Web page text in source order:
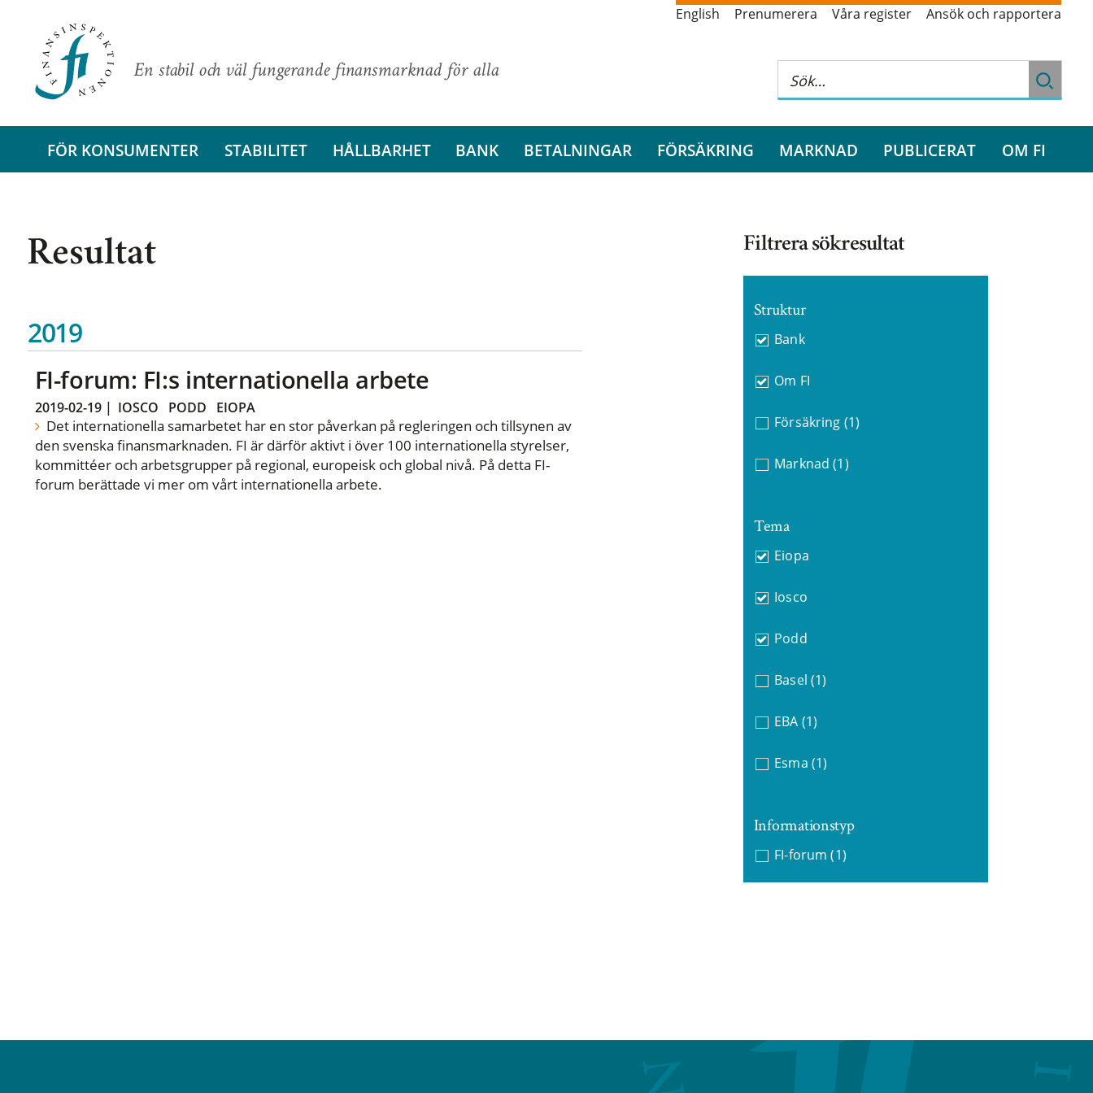
En stabil och väl fungerande finansmarknad för alla
English Prenumerera Våra register Ansök och rapportera
FÖR KONSUMENTER STABILITET HÅLLBARHET BANK BETALNINGAR FÖRSÄKRING MARKNAD PUBLICERAT OM FI
Resultat
2019
FI-forum: FI:s internationella arbete
2019-02-19| IOSCO PODD EIOPA
Det internationella samarbetet har en stor påverkan på regleringen och tillsynen av
den svenska finansmarknaden. FI är därför aktivt i över 100 internationella styrelser,
kommittéer och arbetsgrupper på regional, europeisk och global nivå. På detta FI-
forum berättade vi mer om vårt internationella arbete.
Filtrera sökresultat
Struktur
Bank
Om FI
Försäkring (1)
Marknad (1)
Tema
Eiopa
Iosco
Podd
Basel (1)
EBA (1)
Esma (1)
Informationstyp
FI-forum (1)